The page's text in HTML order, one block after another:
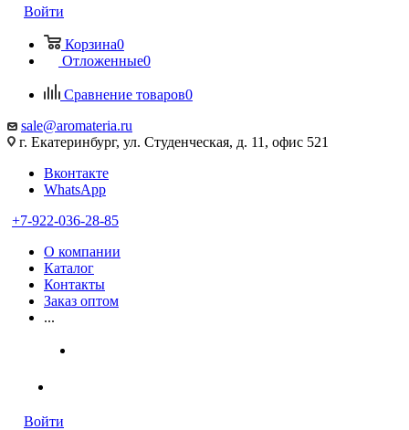
Войти
Корзина0
Отложенные0
Сравнение товаров0
sale@aromateria.ru
г. Екатеринбург, ул. Студенческая, д. 11, офис 521
Вконтакте
WhatsApp
+7-922-036-28-85
О компании
Каталог
Контакты
Заказ оптом
...
Войти